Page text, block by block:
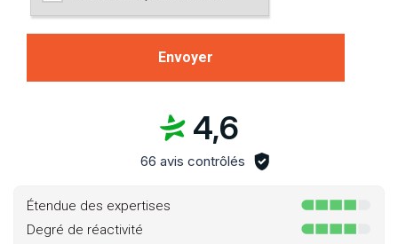
4,6
66 avis contrôlés
Étendue des expertises
Degré de réactivité